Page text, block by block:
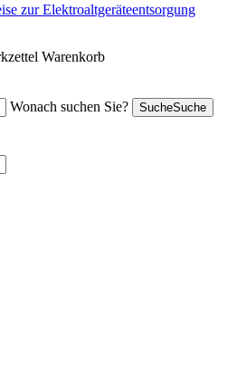
zur Elektroaltgeräteentsorgung
Warenkorb
Wonach suchen Sie?
SucheSuche